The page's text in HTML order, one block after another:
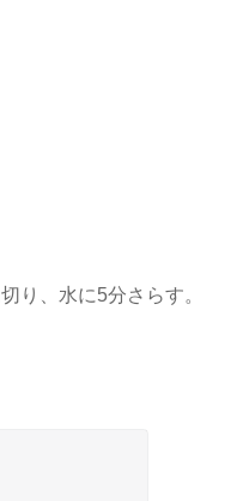
り、水に5分さらす。